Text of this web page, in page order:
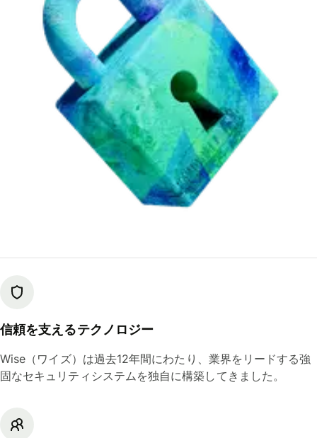
信頼を支えるテクノロジー
Wise（ワイズ）は過去12年間にわたり、業界をリードする強
固なセキュリティシステムを独自に構築してきました。